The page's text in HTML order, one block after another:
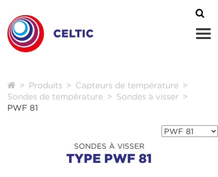
Produits
Capteurs de température
Sondes de température
Sondes à visser
PWF 81
SONDES À VISSER
TYPE PWF 81